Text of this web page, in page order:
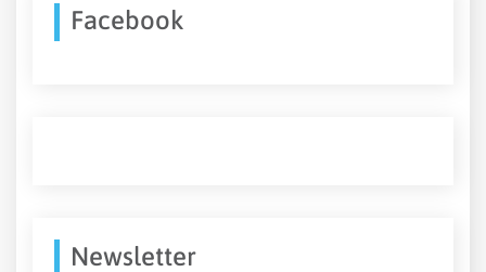
Facebook
Newsletter